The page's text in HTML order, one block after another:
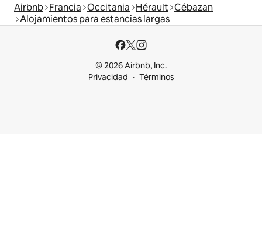
Airbnb Francia Occitania Hérault Cébazan
Alojamientos para estancias largas
© 2026 Airbnb, Inc.
Privacidad
Términos